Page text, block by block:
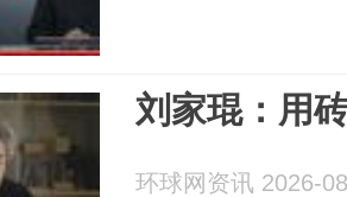
刘家琨：用
环球网资讯 2026-